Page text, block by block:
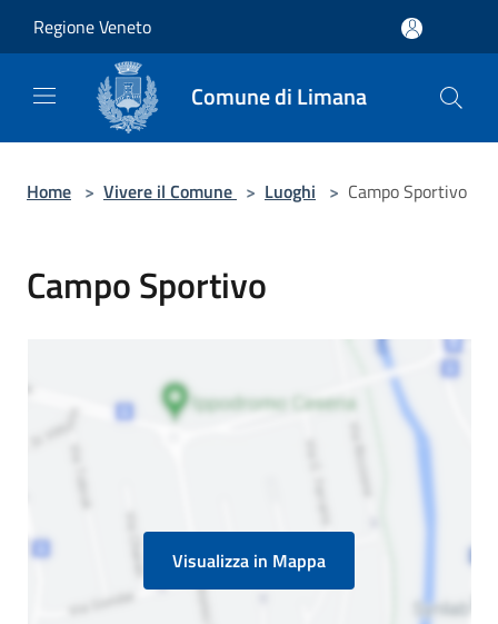
Regione Veneto
Comune di Limana
Home > Vivere il Comune > Luoghi > Campo Sportivo
Campo Sportivo
Visualizza in Mappa